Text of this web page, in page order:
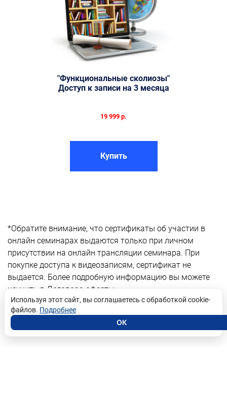
"Функциональные сколиозы"
Доступ к записи на 3 месяца
19 999 р.
Купить
*Обратите внимание, что сертификаты об участии в
онлайн семинарах выдаются только при личном
присутствии на онлайн трансляции семинара. При
покупке доступа к видеозаписям, сертификат не
выдается. Более подробную информацию вы можете
изучить в Договоре-оферты
Используя этот сайт, вы соглашаетесь с обработкой cookie-
файлов. Подробнее
ОК